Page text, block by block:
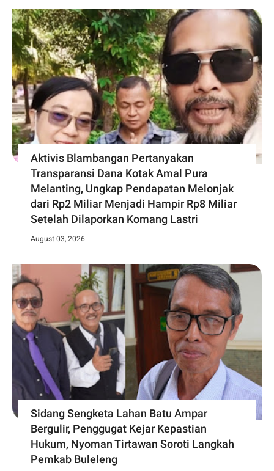
Aktivis Blambangan Pertanyakan
Transparansi Dana Kotak Amal Pura
Melanting, Ungkap Pendapatan Melonjak
dari Rp2 Miliar Menjadi Hampir Rp8 Miliar
Setelah Dilaporkan Komang Lastri
August 03, 2026
Sidang Sengketa Lahan Batu Ampar
Bergulir, Penggugat Kejar Kepastian
Hukum, Nyoman Tirtawan Soroti Langkah
Pemkab Buleleng